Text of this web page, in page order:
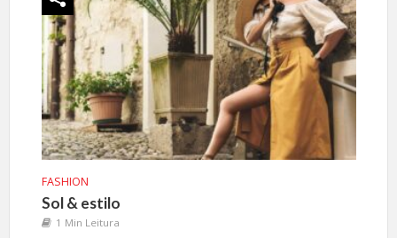
FASHION
Sol & estilo
1 Min Leitura